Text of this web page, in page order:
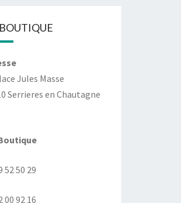
Jules Masse
Serrieres en Chautagne
52 50 29
00 92 16